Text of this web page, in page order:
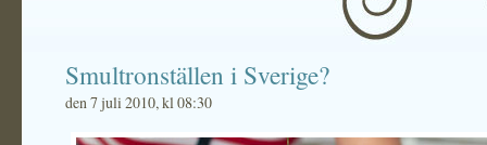
Smultronställen i Sverige?
den 7 juli 2010, kl 08:30